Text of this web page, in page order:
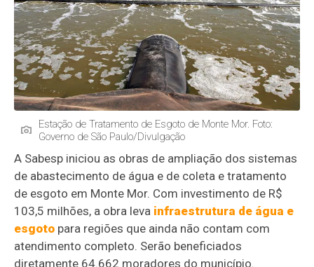
Estação de Tratamento de Esgoto de Monte Mor. Foto:
Governo de São Paulo/Divulgação
A Sabesp iniciou as obras de ampliação dos sistemas
de abastecimento de água e de coleta e tratamento
de esgoto em Monte Mor. Com investimento de R$
103,5 milhões, a obra leva infraestrutura de água e
esgoto para regiões que ainda não contam com
atendimento completo. Serão beneficiados
diretamente 64.662 moradores do município.